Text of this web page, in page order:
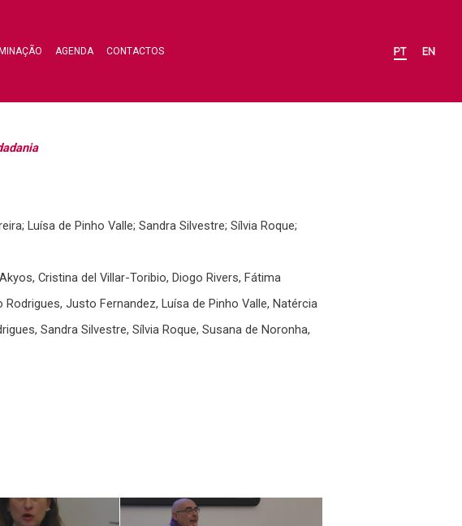
AGENDA CONTACTOS
Luísa de Pinho Valle; Sandra Silvestre; Sílvia Roque;
Cristina del Villar-Toribio, Diogo Rivers, Fátima
Justo Fernandez, Luísa de Pinho Valle, Natércia
Sandra Silvestre, Sílvia Roque, Susana de Noronha,